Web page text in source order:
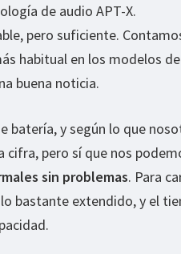
de audio APT-X.
pero suficiente.
habitual en los modelos de
buena noticia.
batería, y según lo que
cifra, pero sí que nos
sin problemas. Para
bastante extendido, y el